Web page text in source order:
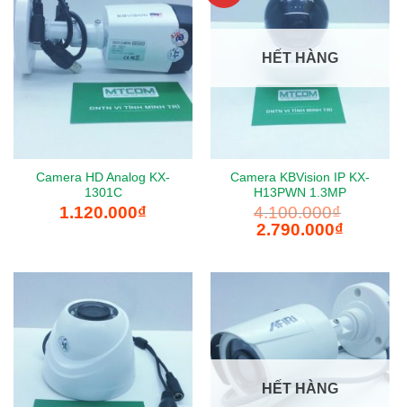
Camera HD Analog KX-
1301C
1.120.000₫
HẾT HÀNG
Camera KBVision IP KX-
H13PWN 1.3MP
4.100.000₫
Giá
gốc
2.790.000₫
HẾT HÀNG